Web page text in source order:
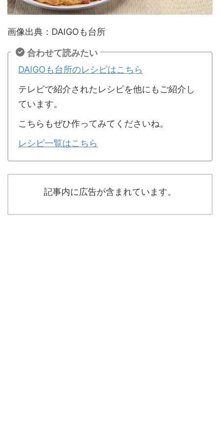
画像出典：DAIGOも台所
合わせて読みたい
DAIGOも台所のレシピはこちら
テレビで紹介されたレシピを他にもご紹介し
ています。
こちらもぜひ作ってみてくださいね。
レシピ一覧はこちら
記事内に広告が含まれています。